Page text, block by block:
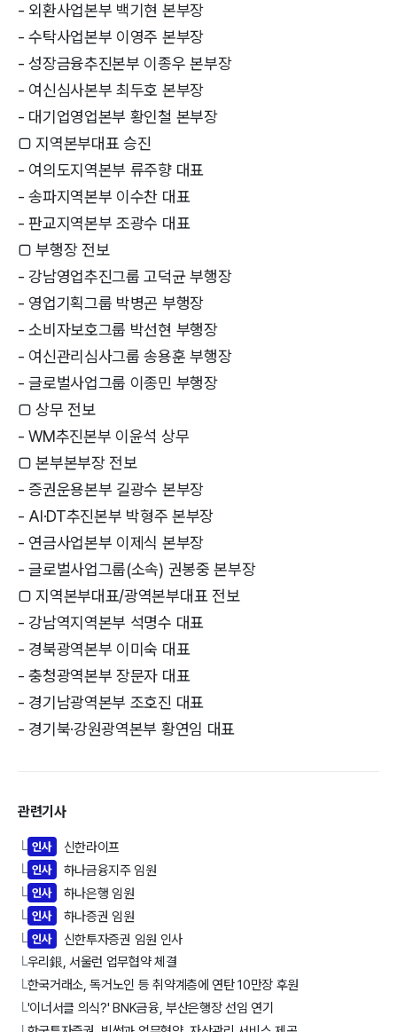
- 외환사업본부 백기현 본부장
- 수탁사업본부 이영주 본부장
- 성장금융추진본부 이종우 본부장
- 여신심사본부 최두호 본부장
- 대기업영업본부 황인철 본부장
□ 지역본부대표 승진
- 여의도지역본부 류주향 대표
- 송파지역본부 이수찬 대표
- 판교지역본부 조광수 대표
□ 부행장 전보
- 강남영업추진그룹 고덕균 부행장
- 영업기획그룹 박병곤 부행장
- 소비자보호그룹 박선현 부행장
- 여신관리심사그룹 송용훈 부행장
- 글로벌사업그룹 이종민 부행장
□ 상무 전보
- WM추진본부 이윤석 상무
□ 본부본부장 전보
- 증권운용본부 길광수 본부장
- AI·DT추진본부 박형주 본부장
- 연금사업본부 이제식 본부장
- 글로벌사업그룹(소속) 권봉중 본부장
□ 지역본부대표/광역본부대표 전보
- 강남역지역본부 석명수 대표
- 경북광역본부 이미숙 대표
- 충청광역본부 장문자 대표
- 경기남광역본부 조호진 대표
- 경기북·강원광역본부 황연임 대표
관련기사
└ 인사 신한라이프
└ 인사 하나금융지주 임원
└ 인사 하나은행 임원
└ 인사 하나증권 임원
└ 인사 신한투자증권 임원 인사
└우리銀, 서울런 업무협약 체결
└한국거래소, 독거노인 등 취약계층에 연탄 10만장 후원
└'이너서클 의식?' BNK금융, 부산은행장 선임 연기